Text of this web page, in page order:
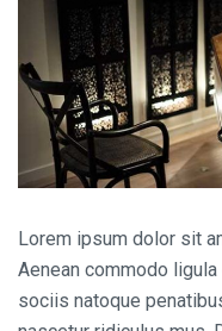
Lorem ipsum dolor sit
Aenean commodo
sociis natoque